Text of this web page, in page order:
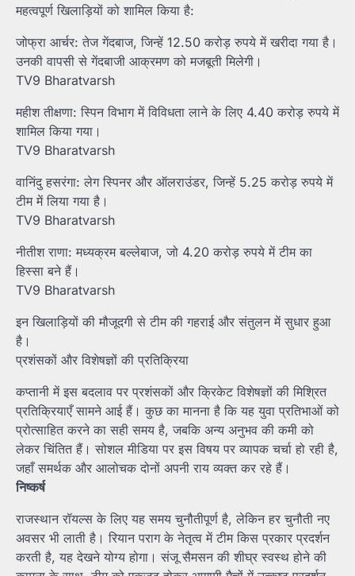
महत्वपूर्ण खिलाड़ियों को शामिल किया है:
जोफ्रा आर्चर: तेज गेंदबाज, जिन्हें 12.50 करोड़ रुपये में खरीदा गया है।
उनकी वापसी से गेंदबाजी आक्रमण को मजबूती मिलेगी।
TV9 Bharatvarsh
महीश तीक्षणा: स्पिन विभाग में विविधता लाने के लिए 4.40 करोड़ रुपये में
शामिल किया गया।
TV9 Bharatvarsh
वानिंदु हसरंगा: लेग स्पिनर और ऑलराउंडर, जिन्हें 5.25 करोड़ रुपये में
टीम में लिया गया है।
TV9 Bharatvarsh
नीतीश राणा: मध्यक्रम बल्लेबाज, जो 4.20 करोड़ रुपये में टीम का
हिस्सा बने हैं।
TV9 Bharatvarsh
इन खिलाड़ियों की मौजूदगी से टीम की गहराई और संतुलन में सुधार हुआ
है।
प्रशंसकों और विशेषज्ञों की प्रतिक्रिया
कप्तानी में इस बदलाव पर प्रशंसकों और क्रिकेट विशेषज्ञों की मिश्रित
प्रतिक्रियाएँ सामने आई हैं। कुछ का मानना है कि यह युवा प्रतिभाओं को
प्रोत्साहित करने का सही समय है, जबकि अन्य अनुभव की कमी को
लेकर चिंतित हैं। सोशल मीडिया पर इस विषय पर व्यापक चर्चा हो रही है,
जहाँ समर्थक और आलोचक दोनों अपनी राय व्यक्त कर रहे हैं।
निष्कर्ष
राजस्थान रॉयल्स के लिए यह समय चुनौतीपूर्ण है, लेकिन हर चुनौती नए
अवसर भी लाती है। रियान पराग के नेतृत्व में टीम किस प्रकार प्रदर्शन
करती है, यह देखने योग्य होगा। संजू सैमसन की शीघ्र स्वस्थ होने की